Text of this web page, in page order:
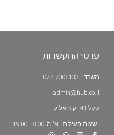
פרטי התקשרות
משרד - 077-7008133
admin@hub.co.il
קקל 41, ק.ביאליק
שעות פעילות : א'-ה' 8:00 - 19:00